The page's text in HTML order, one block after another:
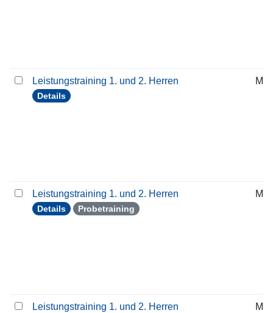
Leistungstraining 1. und 2. Herren
Details
Leistungstraining 1. und 2. Herren
Details Probetraining
Leistungstraining 1. und 2. Herren